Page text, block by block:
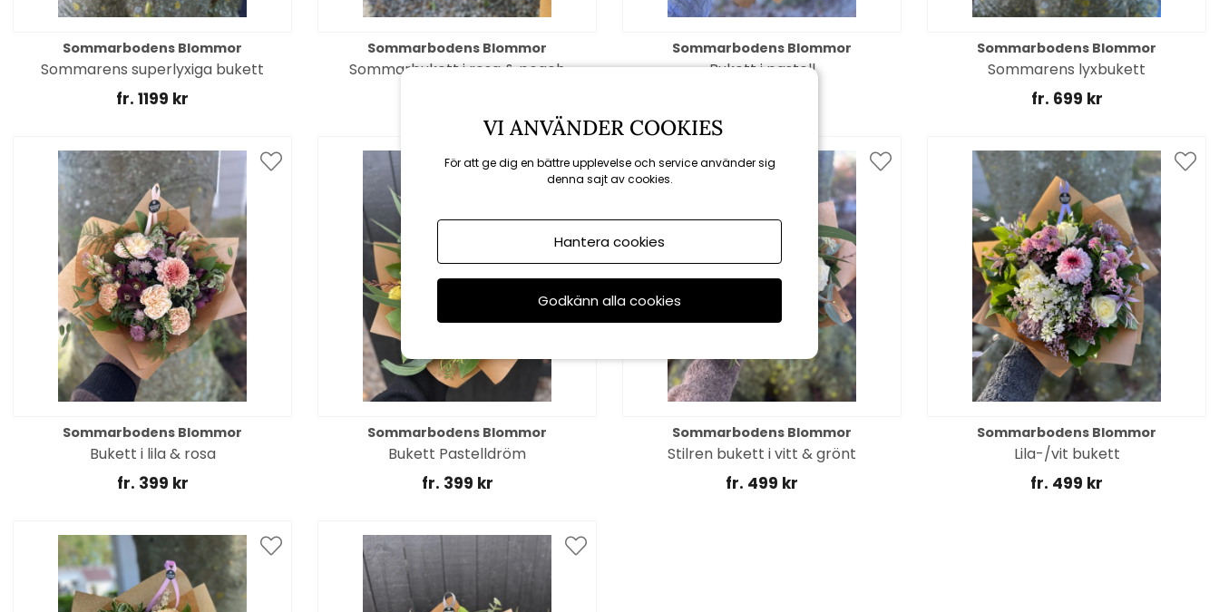
Sommarbodens Blommor
Sommarens superlyxiga bukett
fr. 1199 kr
Sommarbodens Blommor
Sommarbukett i rosa & peach
Sommarbodens Blommor
Bukett i pastell
Sommarbodens Blommor
Sommarens lyxbukett
fr. 699 kr
Sommarbodens Blommor
Bukett i lila & rosa
fr. 399 kr
Sommarbodens Blommor
Bukett Pastelldröm
fr. 399 kr
Sommarbodens Blommor
Stilren bukett i vitt & grönt
fr. 499 kr
Sommarbodens Blommor
Lila-/vit bukett
fr. 499 kr
VI ANVÄNDER COOKIES
För att ge dig en bättre upplevelse och service använder sig
denna sajt av cookies.
Hantera cookies
Godkänn alla cookies